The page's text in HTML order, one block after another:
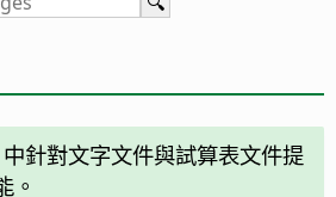
針對文字文件與試算表文件提
。